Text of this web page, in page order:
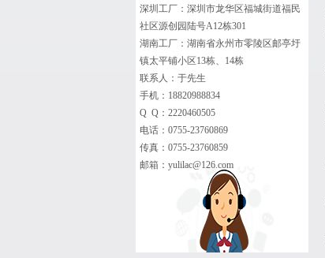
深圳工厂：深圳市龙华区福城街道福民
社区源创园陆号A12栋301
湖南工厂：湖南省永州市零陵区邮亭圩
镇太平铺小区13栋、14栋
联系人：于先生
手机：18820988834
Q Q：2220460505
电话：0755-23760869
传真：0755-23760859
邮箱： yulilac@126.com